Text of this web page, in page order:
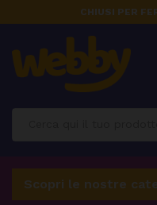
CHIUSI PER
Scopri le nostre